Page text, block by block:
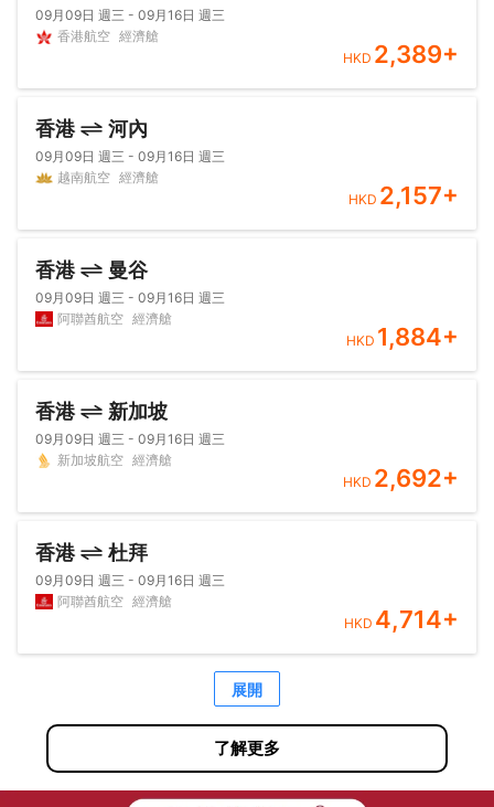
09月09日 週三 - 09月16日 週三
香港航空 經濟艙
HKD 2,389+
香港 河內
09月09日 週三 - 09月16日 週三
越南航空 經濟艙
HKD 2,157+
香港 曼谷
09月09日 週三 - 09月16日 週三
阿聯酋航空 經濟艙
HKD 1,884+
香港 新加坡
09月09日 週三 - 09月16日 週三
新加坡航空 經濟艙
HKD 2,692+
香港 杜拜
09月09日 週三 - 09月16日 週三
阿聯酋航空 經濟艙
HKD 4,714+
展開
了解更多